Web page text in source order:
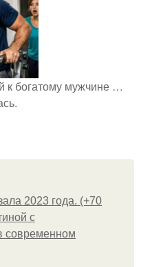
к богатому мужчине …
2023 года. (+70
с
современном